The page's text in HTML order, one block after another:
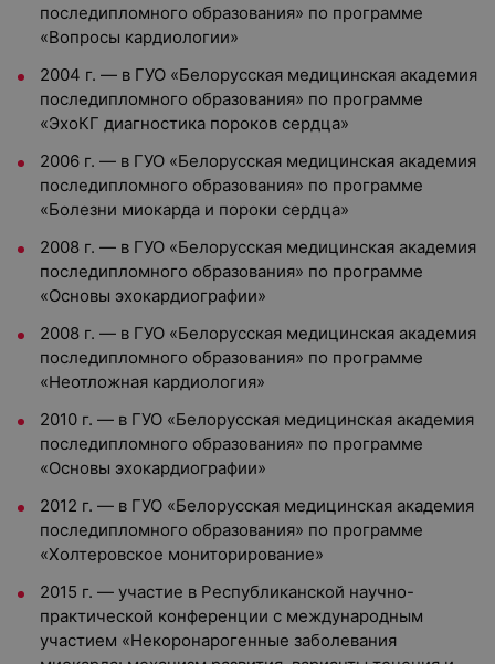
последипломного образования» по программе
«Вопросы кардиологии»
2004 г. — в ГУО «Белорусская медицинская академия
последипломного образования» по программе
«ЭхоКГ диагностика пороков сердца»
2006 г. — в ГУО «Белорусская медицинская академия
последипломного образования» по программе
«Болезни миокарда и пороки сердца»
2008 г. — в ГУО «Белорусская медицинская академия
последипломного образования» по программе
«Основы эхокардиографии»
2008 г. — в ГУО «Белорусская медицинская академия
последипломного образования» по программе
«Неотложная кардиология»
2010 г. — в ГУО «Белорусская медицинская академия
последипломного образования» по программе
«Основы эхокардиографии»
2012 г. — в ГУО «Белорусская медицинская академия
последипломного образования» по программе
«Холтеровское мониторирование»
2015 г. — участие в Республиканской научно-
практической конференции с международным
участием «Некоронарогенные заболевания